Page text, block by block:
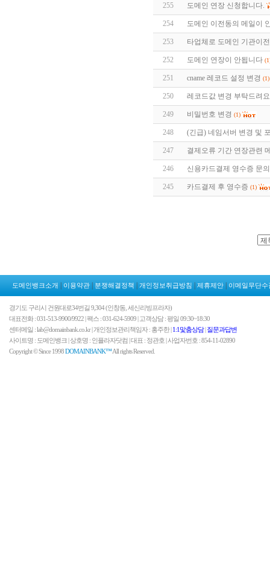
255 도메인 연장 신청합니다.
254 도메인 이전동의 메일이
253 타업체로 도메인 기관이
252 도메인 연장이 안됩니다
251 cname 레코드 설정 변경 (1)
250 레코드값 변경 부탁드려
249 비밀번호 변경 (1)
248 (긴급) 네임서버 변경 및
247 결제오류 기간 연장관련
246 신용카드결제 영수증 문의
245 카드결제 후 영수증 (1)
도메인뱅크소개 이용약관 분쟁해결정책 개인정보취급방침 제휴제안 이메일무단수
경기도 구리시 건원대로34번길 9,304 (인창동, 세신리빙프라자)
대표전화 : 031-513-9900/9922 | 팩스 : 031-624-5909 | 고객상담 : 평일 09:30~18:30
센터메일 : lab@domainbank.co.kr | 개인정보관리책임자 : 홍주한 |1:1맟춤상담|질문과답변
사이트명 : 도메인뱅크 | 상호명 : 인플라자닷컴 | 대표 : 정관호 | 사업자번호 : 854-11-02890
Copyright © Since 1998DOMAINBANK™All rights Reserved.